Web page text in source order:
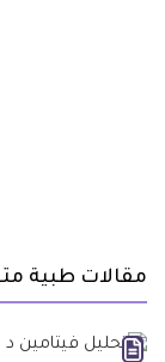
مقالات طبية